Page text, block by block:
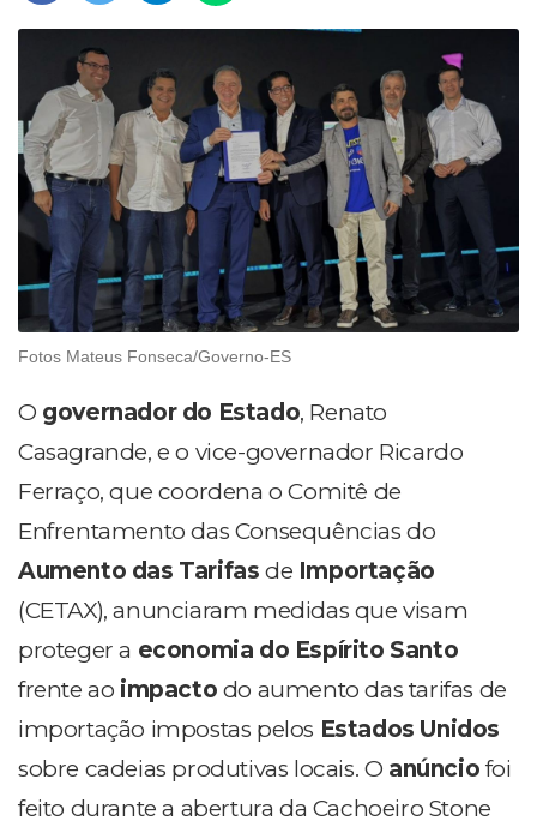
Fotos Mateus Fonseca/Governo-ES
O governador do Estado, Renato
Casagrande, e o vice-governador Ricardo
Ferraço, que coordena o Comitê de
Enfrentamento das Consequências do
Aumento das Tarifas de Importação
(CETAX), anunciaram medidas que visam
proteger a economia do Espírito Santo
frente ao impacto do aumento das tarifas de
importação impostas pelos Estados Unidos
sobre cadeias produtivas locais. O anúncio foi
feito durante a abertura da Cachoeiro Stone